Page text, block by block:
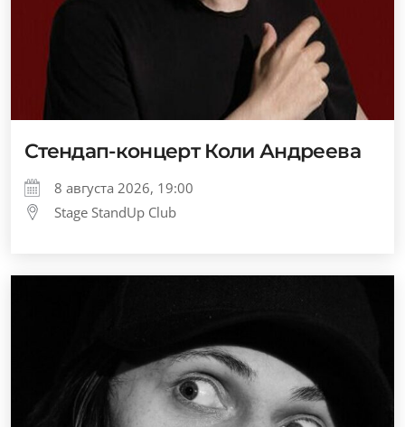
Стендап-концерт Коли Андреева
8 августа 2026, 19:00
Stage StandUp Club